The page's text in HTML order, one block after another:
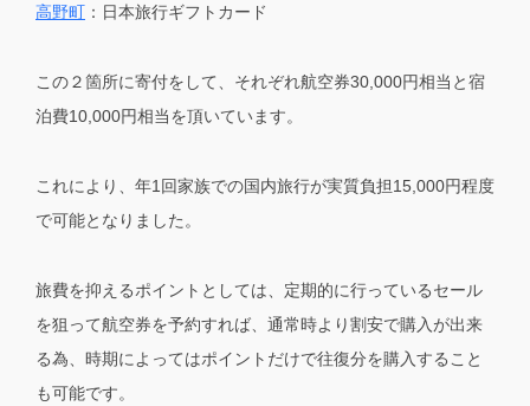
高野町 ：日本旅行ギフトカード
この２箇所に寄付をして、それぞれ航空券30,000円相当と宿
泊費10,000円相当を頂いています。
これにより、年1回家族での国内旅行が実質負担15,000円程度
で可能となりました。
旅費を抑えるポイントとしては、定期的に行っているセール
を狙って航空券を予約すれば、通常時より割安で購入が出来
る為、時期によってはポイントだけで往復分を購入すること
も可能です。